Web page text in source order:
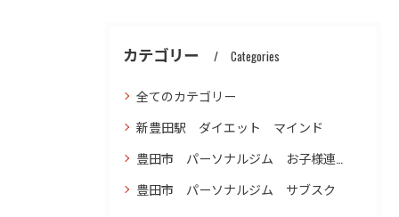
カテゴリー Categories
全てのカテゴリー
新豊田駅 ダイエット マインド
豊田市 パーソナルジム お子様連れ ダイエット
豊田市 パーソナルジム サブスク